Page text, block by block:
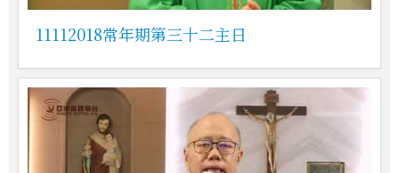
11112018常年期第三十二主日